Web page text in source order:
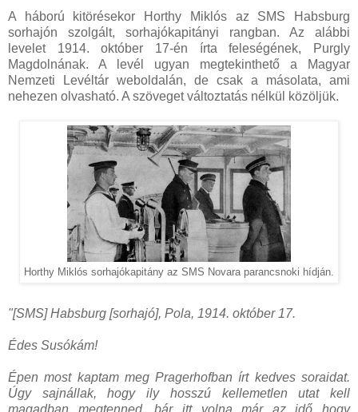
A háború kitörésekor Horthy Miklós az SMS Habsburg
sorhajón szolgált, sorhajókapitányi rangban. Az alábbi
levelet 1914. október 17-én írta feleségének, Purgly
Magdolnának. A levél ugyan megtekinthető a Magyar
Nemzeti Levéltár weboldalán, de csak a másolata, ami
nehezen olvasható. A szöveget változtatás nélkül közöljük.
Horthy Miklós sorhajókapitány az SMS Novara parancsnoki hídján.
"[SMS] Habsburg [sorhajó], Pola, 1914. október 17.
Édes Susókám!
Épen most kaptam meg Pragerhofban írt kedves soraidat.
Úgy sajnállak, hogy ily hosszú kellemetlen utat kell
magadban megtenned, bár itt volna már az idő hogy